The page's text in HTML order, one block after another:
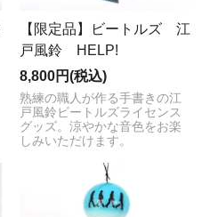
【限定品】ビートルズ 江
戸風鈴 HELP!
8,800円(税込)
熟練の職人が作る手書きの江
戸風鈴ビートルズライセンス
グッズ。涼やかな音色をお楽
しみいただけます。